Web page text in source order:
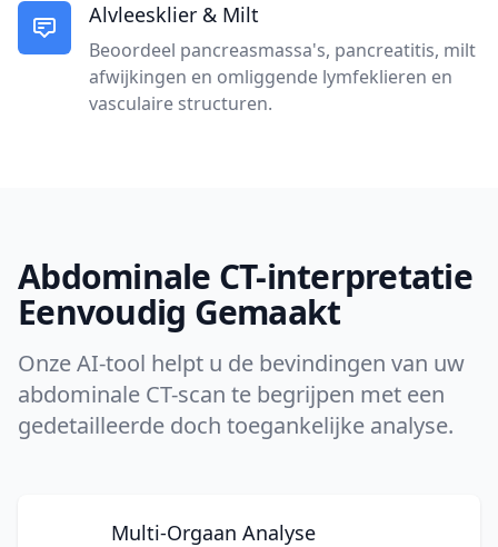
Alvleesklier & Milt
Beoordeel pancreasmassa's, pancreatitis, milt
afwijkingen en omliggende lymfeklieren en
vasculaire structuren.
Abdominale CT-interpretatie
Eenvoudig Gemaakt
Onze AI-tool helpt u de bevindingen van uw
abdominale CT-scan te begrijpen met een
gedetailleerde doch toegankelijke analyse.
Multi-Orgaan Analyse